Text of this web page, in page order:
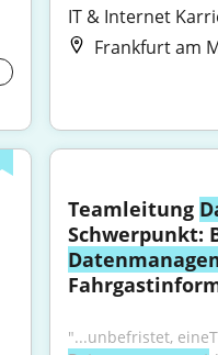
IT & Internet
Frankfurt am
Teamleitung